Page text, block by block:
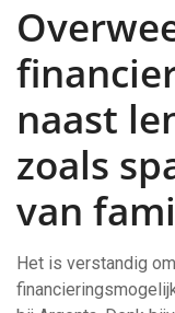
naast
zoals
van
Het is verstandig